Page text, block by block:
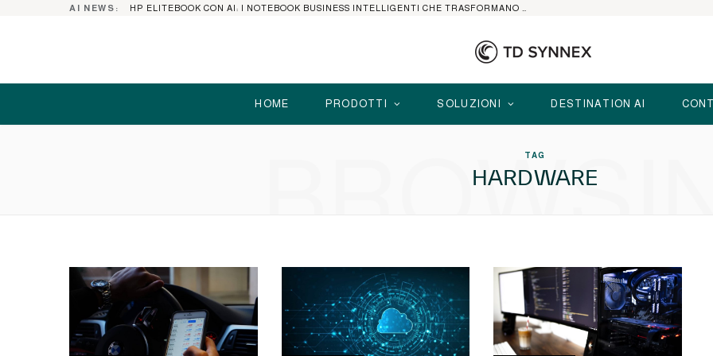
AI NEWS:
HOME PRODOTTI SOLUZIONI DESTINATION AI
TAG
HARDWARE